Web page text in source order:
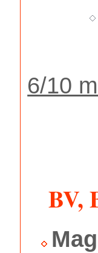
6/10
BV,